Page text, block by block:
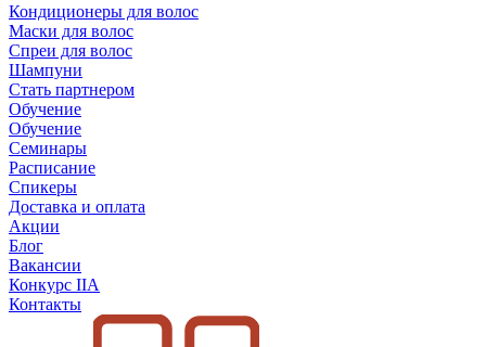
Кондиционеры для волос
Маски для волос
Спреи для волос
Шампуни
Стать партнером
Обучение
Обучение
Семинары
Расписание
Спикеры
Доставка и оплата
Акции
Блог
Вакансии
Конкурс IIA
Контакты